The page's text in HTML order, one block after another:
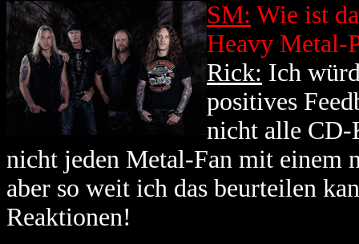
SM: Wie ist
Heavy Metal-
Rick: Ich
positives
nicht alle CD-
nicht jeden Metal-Fan mit einem
aber so weit ich das beurteilen
Reaktionen!